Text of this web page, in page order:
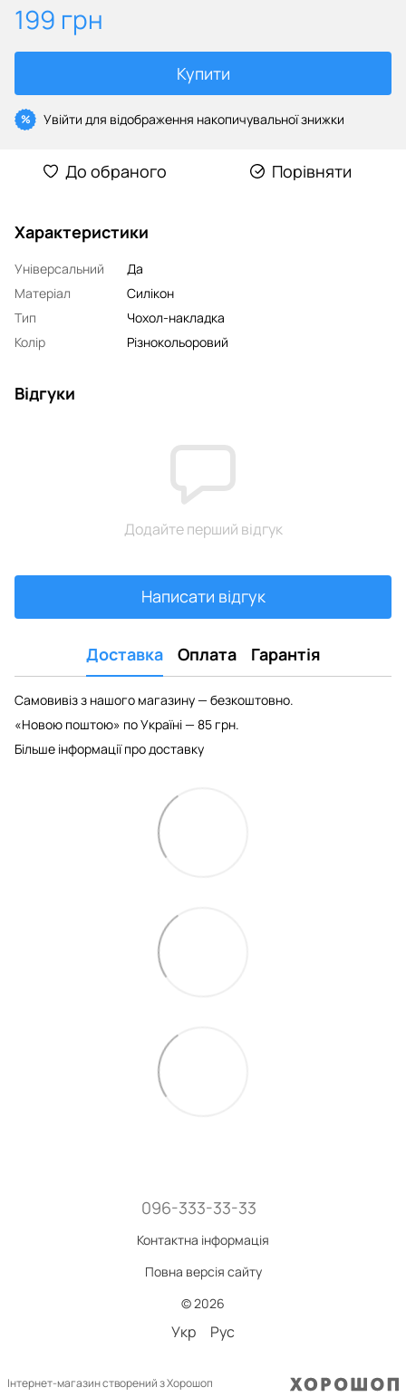
199 грн
Купити
% Увійти для відображення накопичувальної знижки
До обраного Порівняти
Характеристики
Універсальний
Да
Матеріал
Силікон
Тип
Чохол-накладка
Колір
Різнокольоровий
Відгуки
Додайте перший відгук
Написати відгук
Доставка Оплата Гарантія
Самовивіз з нашого магазину — безкоштовно.
«Новою поштою» по Україні — 85 грн.
Більше інформації про доставку
096-333-33-33
Контактна інформація
Повна версія сайту
© 2026
Укр Рус
Інтернет-магазин створений з Хорошоп